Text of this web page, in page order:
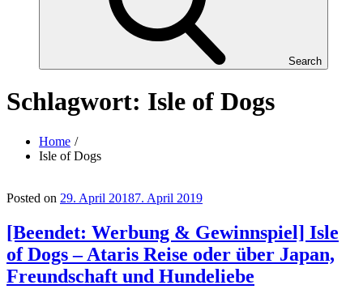
Search
Schlagwort: Isle of Dogs
Home
Isle of Dogs
Posted on 29. April 20187. April 2019
[Beendet: Werbung & Gewinnspiel] Isle
of Dogs – Ataris Reise oder über Japan,
Freundschaft und Hundeliebe